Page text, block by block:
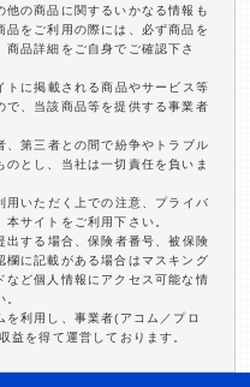
の商品に関するいかなる情報も
をご利用の際には、必ず商品を
品詳細をご自身でご確認下さ
に掲載される商品やサービス等
で、当該商品等を提供する事業者
第三者との間で紛争やトラブル
とし、当社は一切責任を負いま
いただく上での注意、プライバ
サイトをご利用下さい。
する場合、保険者番号、被保険
に記載がある場合はマスキング
など個人情報にアクセス可能な情
利用し、事業者(アコム／プロ
益を得て運営しております。